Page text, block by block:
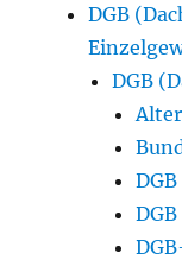
DGB
DGB